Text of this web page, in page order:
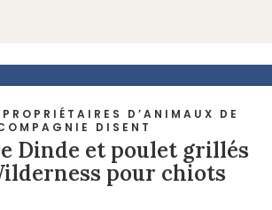
D’ANIMAUX DE
DISENT
Dinde et poulet grillés
pour chiots